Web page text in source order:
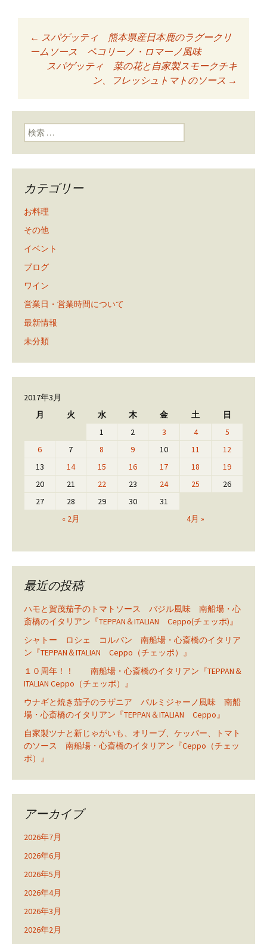
投稿ナビゲーショ
ン
← スパゲッティ 熊本県産日本鹿のラグークリ
ームソース ペコリーノ・ロマーノ風味
スパゲッティ 菜の花と自家製スモークチキ
ン、フレッシュトマトのソース →
検索:
カテゴリー
お料理
その他
イベント
ブログ
ワイン
営業日・営業時間について
最新情報
未分類
2017年3月
月
火 水 木 金 土 日
« 2月 4月 »
1 2 3 4
5
6
7 8 9 10 11
12
13
14 15 16 17 18
19
20
21 22 23 24 25
26
27
28 29 30 31
最近の投稿
ハモと賀茂茄子のトマトソース バジル風味 南船場・心
斎橋のイタリアン『TEPPAN＆ITALIAN Ceppo(チェッポ)』
シャトー ロシェ コルバン 南船場・心斎橋のイタリア
ン『TEPPAN＆ITALIAN Ceppo（チェッポ）』
１０周年！！ 南船場・心斎橋のイタリアン『TEPPAN＆
ITALIAN Ceppo（チェッポ）』
ウナギと焼き茄子のラザニア パルミジャーノ風味 南船
場・心斎橋のイタリアン『TEPPAN＆ITALIAN Ceppo』
自家製ツナと新じゃがいも、オリーブ、ケッパー、トマト
のソース 南船場・心斎橋のイタリアン『Ceppo（チェッ
ポ）』
アーカイブ
2026年7月
2026年6月
2026年5月
2026年4月
2026年3月
2026年2月